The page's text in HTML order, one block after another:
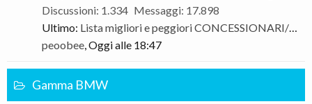
Discussioni: 1.334 Messaggi: 17.898
Ultimo: Lista migliori e peggiori CONCESSIONARI/OFFICINE BMW/MINI divise per Regioni
peoobee,Oggi alle 18:47
Gamma BMW